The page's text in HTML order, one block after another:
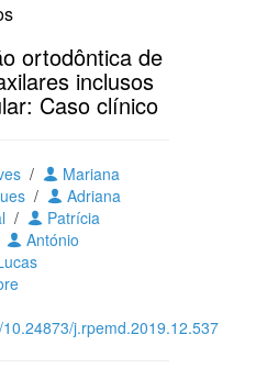
ortodôntica de
inclusos
Caso clínico
/
Mariana
/
Adriana
/
Patrícia
António
j.rpemd.2019.12.537